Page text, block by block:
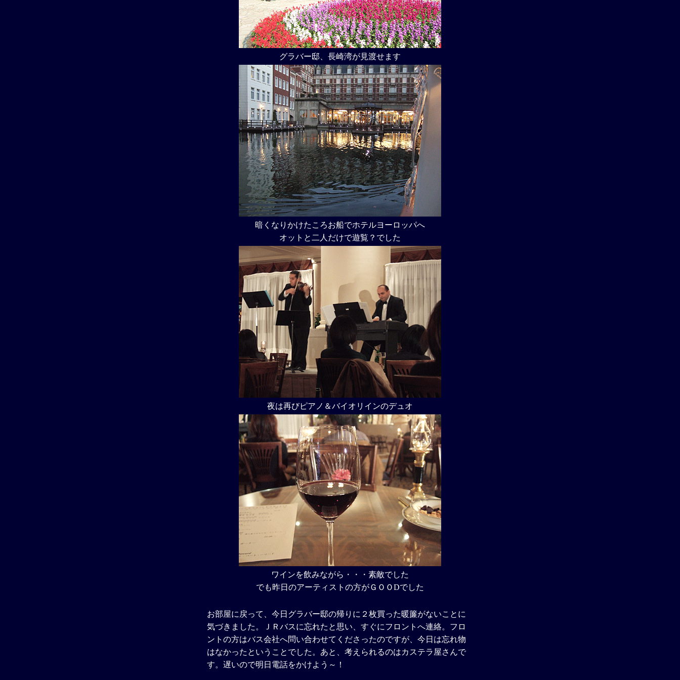
グラバー邸、長崎湾が見渡せます
暗くなりかけたころお船でホテルヨーロッパへ
オットと二人だけで遊覧？でした
夜は再びピアノ＆バイオリインのデュオ
ワインを飲みながら・・・素敵でした
でも昨日のアーティストの方がＧＯＯDでした
お部屋に戻って、今日グラバー邸の帰りに２枚買った暖簾がないことに
気づきました。ＪＲバスに忘れたと思い、すぐにフロントへ連絡。フロ
ントの方はバス会社へ問い合わせてくださったのですが、今日は忘れ物
はなかったということでした。あと、考えられるのはカステラ屋さんで
す。遅いので明日電話をかけよう～！